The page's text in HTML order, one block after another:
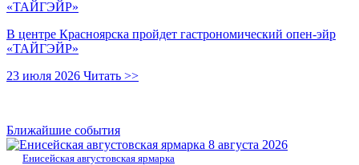
В центре Красноярска пройдет гастрономический опен-эйр
«ТАЙГЭЙР»
23 июля 2026 Читать >>
Ближайшие события
8 августа 2026
Енисейская августовская ярмарка